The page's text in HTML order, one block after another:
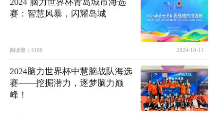
2024 脑力世界杯青岛城市海选
赛：智慧风暴，闪耀岛城
阅读量： 5188 2024-10-11
2024脑力世界杯中慧脑战队海选
赛——挖掘潜力，逐梦脑力巅
峰！